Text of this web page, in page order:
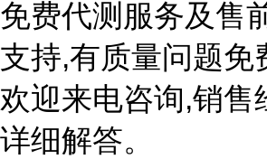
免费代测服务及售
支持,有质量问题免
欢迎来电咨询,销售
详细解答。